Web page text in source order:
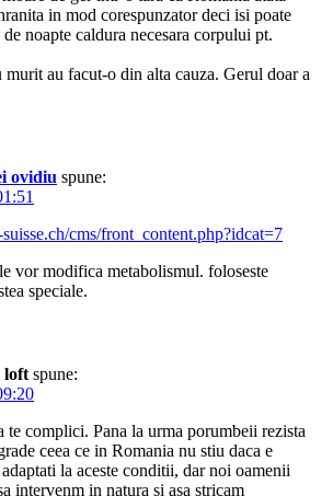
in mod corespunzator deci isi poate
noapte caldura necesara corpului pt.
murit au facut-o din alta cauza. Gerul doar a
ovidiu spune:
cms/front_content.php?idcat=7
vor modifica metabolismul. foloseste
speciale.
loft spune:
te complici. Pana la urma porumbeii rezista
ceea ce in Romania nu stiu daca e
la aceste conditii, dar noi oamenii
intervenm in natura si asa stricam